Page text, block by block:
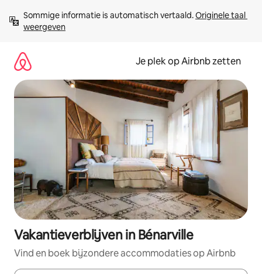
direct
naar
Sommige informatie is automatisch vertaald. Originele taal
weergeven
Je plek op Airbnb zetten
Vakantieverblijven in Bénarville
Vind en boek bijzondere accommodaties op Airbnb